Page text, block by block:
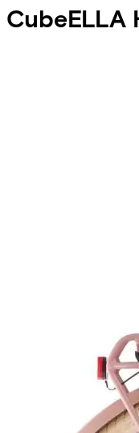
CubeELLA